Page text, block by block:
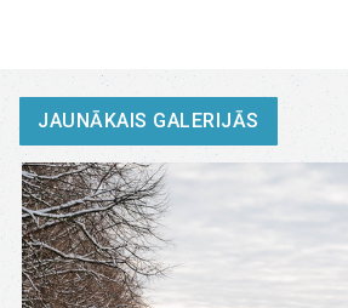
JAUNĀKAIS GALERIJĀS